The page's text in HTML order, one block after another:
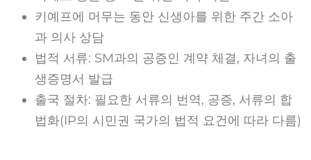
키예프에 머무는 동안 신생아를 위한 주간 소아
과 의사 상담
법적 서류: SM과의 공증인 계약 체결, 자녀의 출
생증명서 발급
출국 절차: 필요한 서류의 번역, 공증, 서류의 합
법화(IP의 시민권 국가의 법적 요건에 따라 다름)